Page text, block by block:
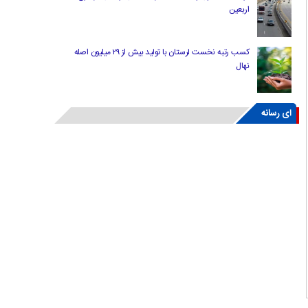
اربعین
کسب رتبه نخست لرستان با تولید بیش از ۲۹ میلیون اصله
نهال
ای رسانه